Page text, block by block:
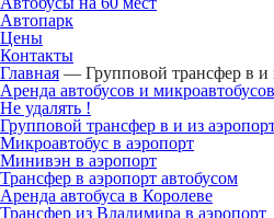
Автопарк
Цены
Контакты
Главная — Групповой трансфер в и
Аренда автобусов и
Не удалять !
Групповой трансфер в и из
Микроавтобус в аэропорт
Минивэн в аэропорт
Трансфер в аэропорт автобусом
Аренда автобуса в Королеве
Трансфер из Владимира в аэропорт